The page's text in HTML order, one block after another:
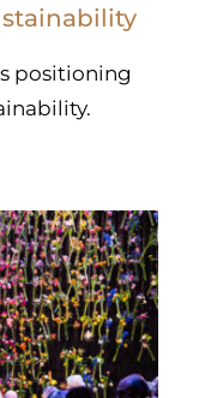
positioning